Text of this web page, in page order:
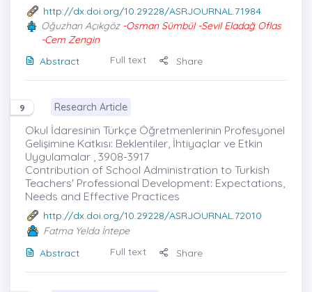
http://dx.doi.org/10.29228/ASRJOURNAL.71984
Oğuzhan Açıkgöz-Osman Sümbül -Sevil Eladağ Oflas
-Cem Zengin
Abstract
Full text Share
9 Research Article
Okul İdaresinin Türkçe Öğretmenlerinin Profesyonel
Gelişimine Katkısı: Beklentiler, İhtiyaçlar ve Etkin
Uygulamalar , 3908-3917
Contribution of School Administration to Turkish
Teachers' Professional Development: Expectations,
Needs and Effective Practices
http://dx.doi.org/10.29228/ASRJOURNAL.72010
Fatma Yelda İntepe
Abstract
Full text Share